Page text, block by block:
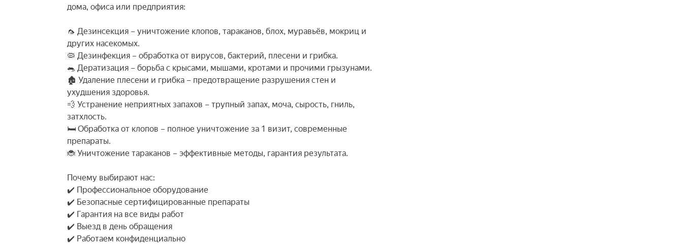
дома, офиса или предприятия:
🦟 Дезинсекция – уничтожение клопов, тараканов, блох, муравьёв, мокриц и
других насекомых.
🦠 Дезинфекция – обработка от вирусов, бактерий, плесени и грибка.
🐀 Дератизация – борьба с крысами, мышами, кротами и прочими грызунами.
🏚️ Удаление плесени и грибка – предотвращение разрушения стен и
ухудшения здоровья.
💨 Устранение неприятных запахов – трупный запах, моча, сырость, гниль,
затхлость.
🛏️ Обработка от клопов – полное уничтожение за 1 визит, современные
препараты.
🐞 Уничтожение тараканов – эффективные методы, гарантия результата.
Почему выбирают нас:
✔️ Профессиональное оборудование
✔️ Безопасные сертифицированные препараты
✔️ Гарантия на все виды работ
✔️ Выезд в день обращения
✔️ Работаем конфиденциально